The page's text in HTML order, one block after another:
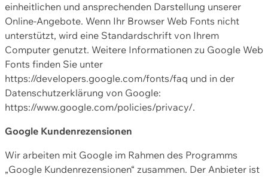
einheitlichen und ansprechenden Darstellung unserer
Online-Angebote. Wenn Ihr Browser Web Fonts nicht
unterstützt, wird eine Standardschrift von Ihrem
Computer genutzt. Weitere Informationen zu Google Web
Fonts finden Sie unter
https://developers.google.com/fonts/faq und in der
Datenschutzerklärung von Google:
https://www.google.com/policies/privacy/.
Google Kundenrezensionen
Wir arbeiten mit Google im Rahmen des Programms
„Google Kundenrezensionen“ zusammen. Der Anbieter ist